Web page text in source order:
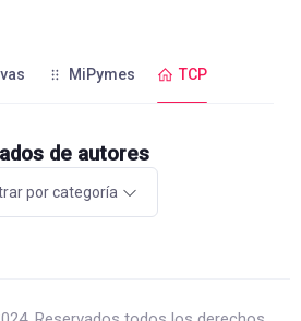
MiPymes TCP
de autores
por categoría